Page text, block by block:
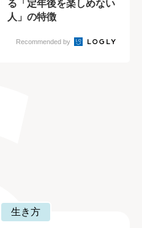
る「定年後を楽しめない
人」の特徴
Recommended by
生き方